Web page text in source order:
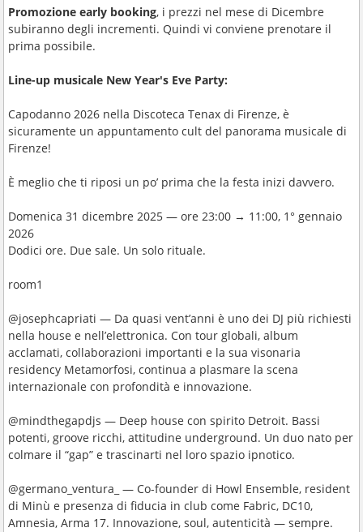
Promozione early booking, i prezzi nel mese di Dicembre
subiranno degli incrementi. Quindi vi conviene prenotare il
prima possibile.
Line-up musicale New Year's Eve Party:
Capodanno 2026 nella Discoteca Tenax di Firenze, è
sicuramente un appuntamento cult del panorama musicale di
Firenze!
È meglio che ti riposi un po’ prima che la festa inizi davvero.
Domenica 31 dicembre 2025 — ore 23:00 → 11:00, 1° gennaio
2026
Dodici ore. Due sale. Un solo rituale.
room1
@josephcapriati — Da quasi vent’anni è uno dei DJ più richiesti
nella house e nell’elettronica. Con tour globali, album
acclamati, collaborazioni importanti e la sua visonaria
residency Metamorfosi, continua a plasmare la scena
internazionale con profondità e innovazione.
@mindthegapdjs — Deep house con spirito Detroit. Bassi
potenti, groove ricchi, attitudine underground. Un duo nato per
colmare il “gap” e trascinarti nel loro spazio ipnotico.
@germano_ventura_ — Co-founder di Howl Ensemble, resident
di Minù e presenza di fiducia in club come Fabric, DC10,
Amnesia, Arma 17. Innovazione, soul, autenticità — sempre.